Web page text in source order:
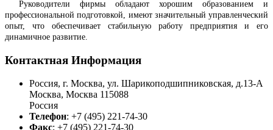
Руководители фирмы обладают хорошим образованием и
профессиональной подготовкой, имеют значительный управленческий
опыт, что обеспечивает стабильную работу предприятия и его
динамичное развитие.
Контактная Информация
Россия, г. Москва, ул. Шарикоподшипниковская, д.13-А
Москва, Москва 115088
Россия
Телефон: +7 (495) 221-74-30
Факс: +7 (495) 221-74-30